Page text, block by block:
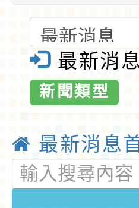
與競
大埔
最新消
新聞類型
最新消息